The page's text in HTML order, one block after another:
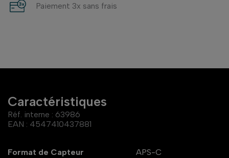
Paiement 3x sans frais
Caractéristiques
Réf. interne : 63986
EAN : 4547410437881
Format de Capteur APS-C